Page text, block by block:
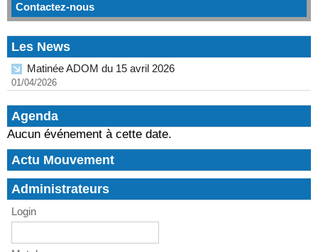
Contactez-nous
Les News
Matinée ADOM du 15 avril 2026
01/04/2026
Agenda
Aucun événement à cette date.
Actu Mouvement
Administrateurs
Login